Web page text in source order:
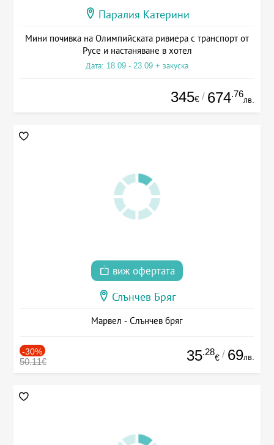
Паралия Катерини
Мини почивка на Олимпийската ривиера с транспорт от
Русе и настаняване в хотел
Дата: 18.09 - 23.09 + закуска
345€ / 674.76
лв.
виж офертата
Слънчев Бряг
Марвел - Слънчев бряг
-30%
50.11€ 35.28
€ / 69лв.